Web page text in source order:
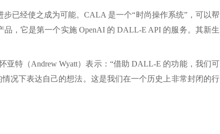
已经使之成为可能。CALA 是一个“时尚操作系统”，可以帮
，它是第一个实施 OpenAI 的 DALL-E API 的服务。其新生
亚特（Andrew Wyatt）表示：“借助 DALL-E 的功能，我们可
况下表达自己的想法。这是我们在一个历史上非常封闭的行